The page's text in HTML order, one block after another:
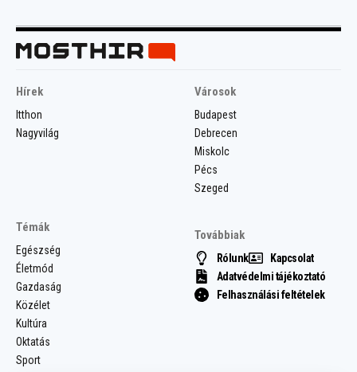
Hírek
Itthon
Nagyvilág
Városok
Budapest
Debrecen
Miskolc
Pécs
Szeged
Témák
Egészség
Életmód
Gazdaság
Közélet
Kultúra
Oktatás
Sport
Továbbiak
Rólunk
Kapcsolat
Adatvédelmi tájékoztató
Felhasználási feltételek